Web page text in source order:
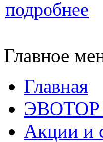
подробнее
Главное
Главная
ЭВОТОР
Акции и